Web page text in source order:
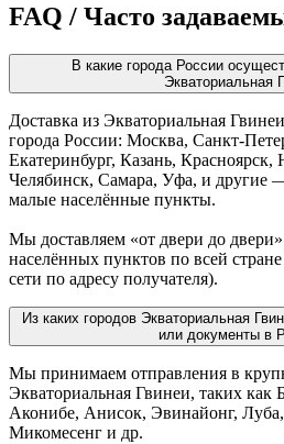
FAQ / Часто
В какие города России
Экваториальная
Доставка из Экваториальная
города России: Москва, Санкт-
Екатеринбург, Казань,
Челябинск, Самара, Уфа, и другие
малые населённые пункты.
Мы доставляем «от двери до
населённых пунктов по всей
сети по адресу получателя).
Из каких городов Экваториальная
или документы в
Мы принимаем отправления в
Экваториальная Гвинеи, таких как
Аконибе, Анисок, Эвинайонг,
Микомесенг и др.